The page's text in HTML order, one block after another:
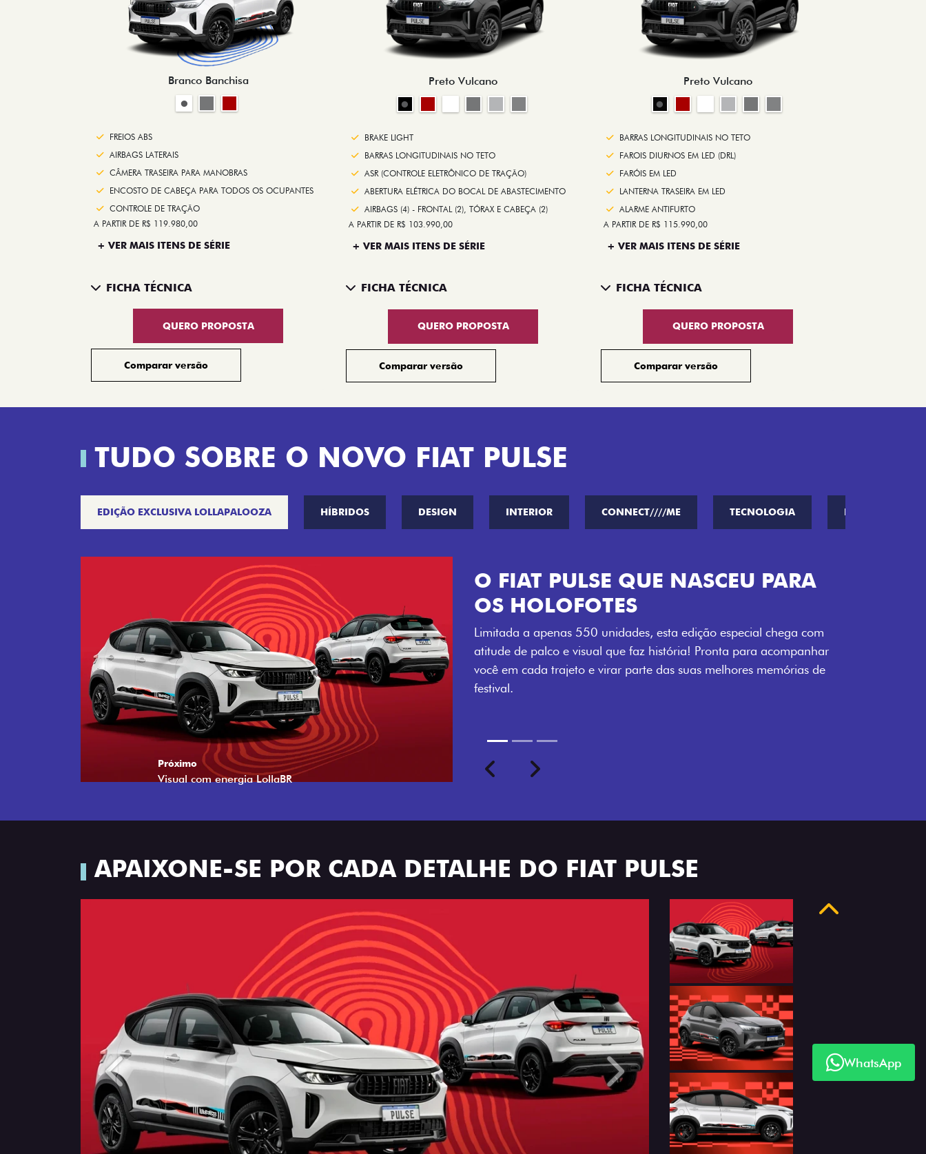
Branco Banchisa
FREIOS ABS
AIRBAGS LATERAIS
CÂMERA TRASEIRA PARA MANOBRAS
ENCOSTO DE CABEÇA PARA TODOS OS OCUPANTES
CONTROLE DE TRAÇÃO
A PARTIR DE R$ 119.980,00
+ VER MAIS ITENS DE SÉRIE
FICHA TÉCNICA
QUERO PROPOSTA
Comparar versão
Preto Vulcano
BRAKE LIGHT
BARRAS LONGITUDINAIS NO TETO
ASR (CONTROLE ELETRÔNICO DE TRAÇÃO)
ABERTURA ELÉTRICA DO BOCAL DE ABASTECIMENTO
AIRBAGS (4) - FRONTAL (2), TÓRAX E CABEÇA (2)
A PARTIR DE R$ 103.990,00
+ VER MAIS ITENS DE SÉRIE
FICHA TÉCNICA
QUERO PROPOSTA
Comparar versão
Preto Vulcano
BARRAS LONGITUDINAIS NO TETO
FAROIS DIURNOS EM LED (DRL)
FARÓIS EM LED
LANTERNA TRASEIRA EM LED
ALARME ANTIFURTO
A PARTIR DE R$ 115.990,00
+ VER MAIS ITENS DE SÉRIE
FICHA TÉCNICA
QUERO PROPOSTA
Comparar versão
TUDO SOBRE O NOVO FIAT PULSE
EDIÇÃO EXCLUSIVA LOLLAPALOOZA HÍBRIDOS DESIGN INTERIOR CONNECT////ME TECNOLOGIA PERFORMANCE
VISUAL COM ENERGIA LOLLABR
Se liga no que compõe a identidade exclusiva do festival: série
numerada, adesivo lateral LollaBR e a soleira temática que reforçam
a exclusividade, enquanto os detalhes escurecidos, o teto bicolor e as
rodas de liga-leve aro 16” em preto brilhante completam o visual
com ainda mais estilo.
Próximo
Tecnologia que acompanha o seu ritmo
PreviousNext
APAIXONE-SE POR CADA DETALHE DO FIAT PULSE
Anterior Próximo
Anterior
WhatsApp